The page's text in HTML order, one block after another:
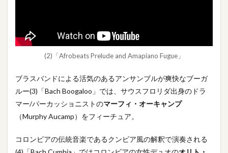
(2)「Afrobeats Prelude and Amapiano Fugue」
ブラスバンドによる活気のあるアンサンブルが爽快なブーガ
ルー(3)「Bach Boogaloo」では、サウスフロリダ出身のドラ
マー/パーカッショニストのマーフィ・オーキャンプ
（Murphy Aucamp）をフィーチュア。
コロンビアの伝統音楽であるクンビア風の解釈で演奏される